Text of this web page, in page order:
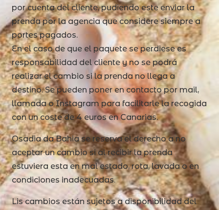
por cuenta del cliente, pudiendo este enviar la
prenda por la agencia que considere siempre a
portes pagados.
En el caso de que el paquete se perdiese es
responsabilidad del cliente y no se podrá
realizar el cambio si la prenda no llega a
destino. Se pueden poner en contacto por mail,
llamada o Instagram para facilitarle la recogida
con un coste de 4 euros en Canarias.
Osadia da Bahia se reserva el derecho a no
aceptar un cambio si al recibir la prenda
estuviera esta en mal estado, rota, lavada o en
condiciones inadecuadas.
Lis cambios están sujetos a disponibilidad del